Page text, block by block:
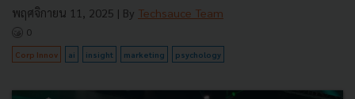
พฤศจิกายน 11, 2025 | By Techsauce Team
0
Corp Innov ai insight marketing psychology